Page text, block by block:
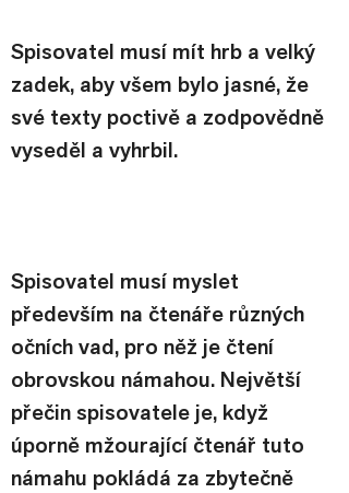
Spisovatel musí mít hrb a velký
zadek, aby všem bylo jasné, že
své texty poctivě a zodpovědně
vyseděl a vyhrbil.
Spisovatel musí myslet
především na čtenáře různých
očních vad, pro něž je čtení
obrovskou námahou. Největší
přečin spisovatele je, když
úporně mžourající čtenář tuto
námahu pokládá za zbytečně